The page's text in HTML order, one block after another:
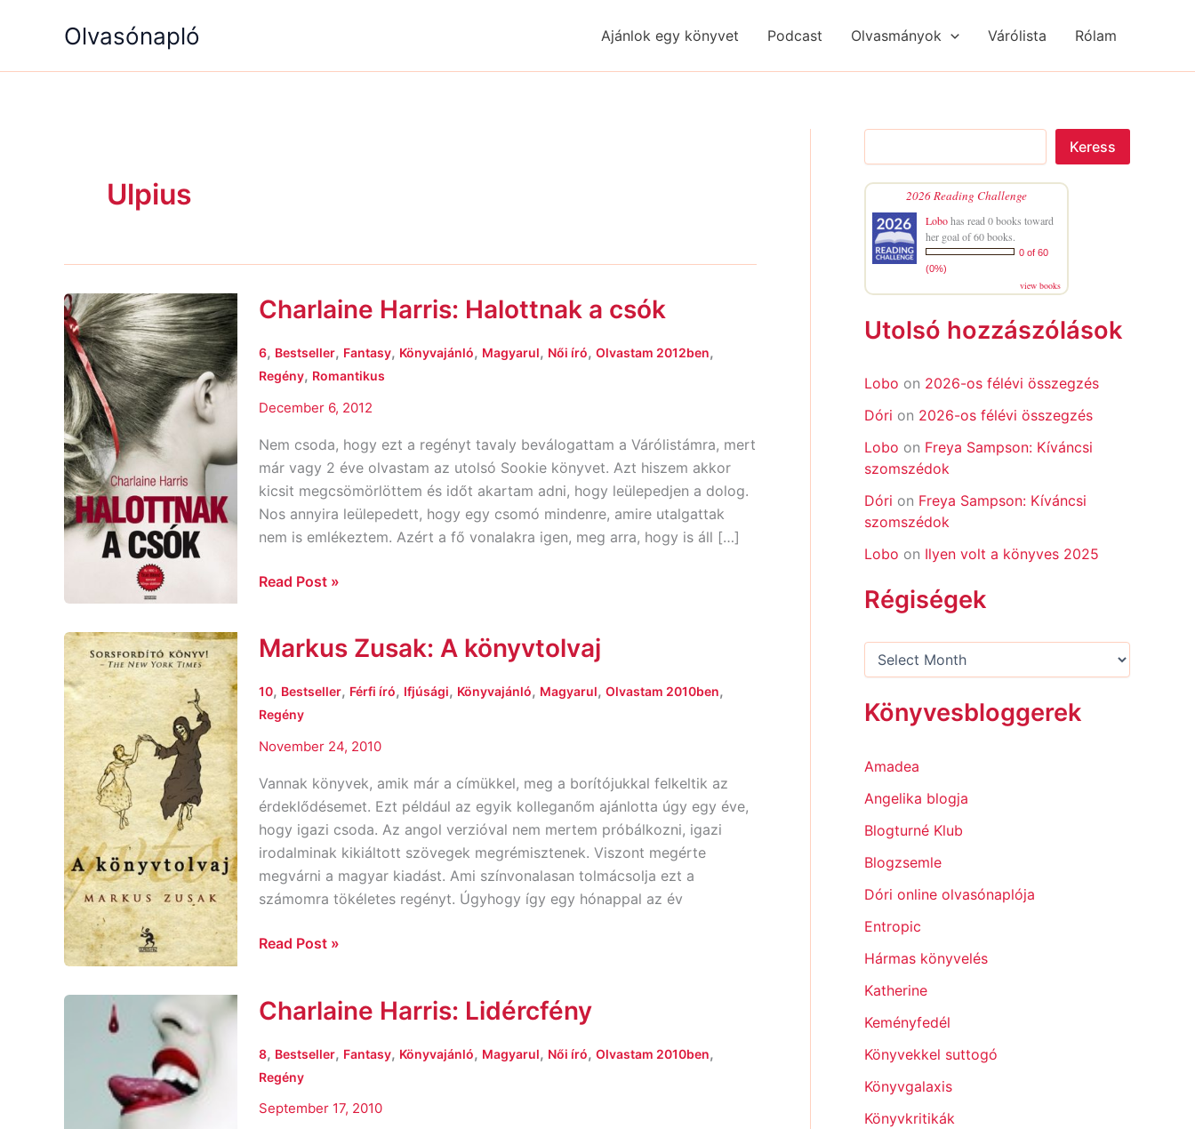
Olvasónapló Ajánlok egy könyvet Podcast Olvasmányok Várólista Rólam
Ulpius
Charlaine Harris: Halottnak a csók
6, Bestseller, Fantasy, Könyvajánló, Magyarul, Női író, Olvastam 2012ben,
Regény, Romantikus
December 6, 2012
Nem csoda, hogy ezt a regényt tavaly beválogattam a Várólistámra, mert
már vagy 2 éve olvastam az utolsó Sookie könyvet. Azt hiszem akkor
kicsit megcsömörlöttem és időt akartam adni, hogy leülepedjen a dolog.
Nos annyira leülepedett, hogy egy csomó mindenre, amire utalgattak
nem is emlékeztem. Azért a fő vonalakra igen, meg arra, hogy is áll […]
Charlaine
Halottnak
a
Read Post »
Markus Zusak: A könyvtolvaj
10, Bestseller, Férfi író, Ifjúsági, Könyvajánló, Magyarul, Olvastam 2010ben,
Regény
November 24, 2010
Vannak könyvek, amik már a címükkel, meg a borítójukkal felkeltik az
érdeklődésemet. Ezt például az egyik kolleganőm ajánlotta úgy egy éve,
hogy igazi csoda. Az angol verzióval nem mertem próbálkozni, igazi
irodalminak kikiáltott szövegek megrémisztenek. Viszont megérte
megvárni a magyar kiadást. Ami színvonalasan tolmácsolja ezt a
számomra tökéletes regényt. Úgyhogy így egy hónappal az év
Markus
A
könyvtolvaj
Read Post »
Charlaine Harris: Lidércfény
8, Bestseller, Fantasy, Könyvajánló, Magyarul, Női író, Olvastam 2010ben,
Regény
September 17, 2010
Charlaine
Lidércfény
a
Keress
2026 Reading Challenge
Lobohas read 0 books toward
her goal of 60 books.
0 of 60
(0%)
view books
Utolsó hozzászólások
Lobo on 2026-os félévi összegzés
Dóri on 2026-os félévi összegzés
Lobo on Freya Sampson: Kíváncsi
szomszédok
Dóri on Freya Sampson: Kíváncsi
szomszédok
Lobo on Ilyen volt a könyves 2025
Régiségek
g
e
Könyvesbloggerek
Amadea
Angelika blogja
Blogturné Klub
Blogzsemle
Dóri online olvasónaplója
Entropic
Hármas könyvelés
Katherine
Keményfedél
Könyvekkel suttogó
Könyvgalaxis
Könyvkritikák
g
e